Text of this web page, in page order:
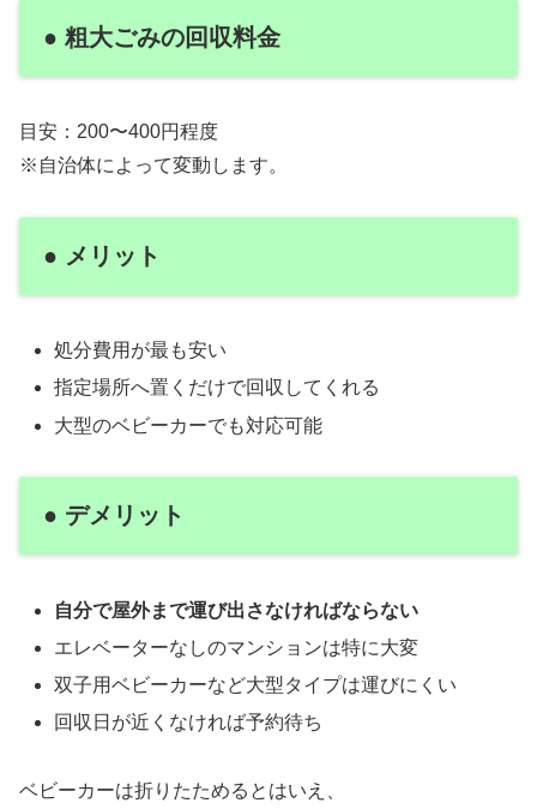
● 粗大ごみの回収料金
目安：200〜400円程度
※自治体によって変動します。
● メリット
処分費用が最も安い
指定場所へ置くだけで回収してくれる
大型のベビーカーでも対応可能
● デメリット
自分で屋外まで運び出さなければならない
エレベーターなしのマンションは特に大変
双子用ベビーカーなど大型タイプは運びにくい
回収日が近くなければ予約待ち
ベビーカーは折りたためるとはいえ、